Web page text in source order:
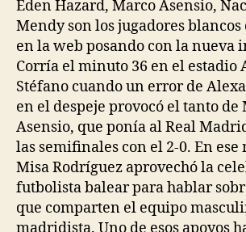
Eden Hazard, Marco Asensio,
Mendy son los jugadores
en la web posando con la nueva
Corría el minuto 36 en el estadio
Stéfano cuando un error de
en el despeje provocó el tanto de
Asensio, que ponía al Real
las semifinales con el 2-0. En ese
Misa Rodríguez aprovechó la
futbolista balear para hablar
que comparten el equipo
madridista. Uno de esos apoyos